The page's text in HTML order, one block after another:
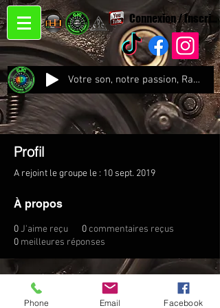
Connexion /
Votre son, notre passion, Radio CJC Recording Studio , là où chaque note prend vie !
Profil
A rejoint le groupe le : 10 sept. 2019
À propos
0J'aime reçu 0commentaires reçus
0 meilleures réponses
Phone Email Facebook